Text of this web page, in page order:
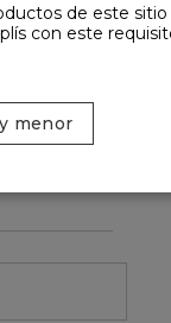
de este
con este